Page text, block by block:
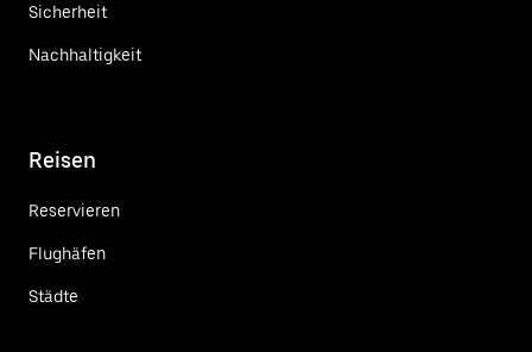
Sicherheit
Nachhaltigkeit
Reisen
Reservieren
Flughäfen
Städte